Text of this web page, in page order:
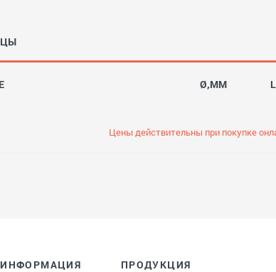
Ø,MM
Цены действительны при покупке
ИНФОРМАЦИЯ ПРОДУКЦИЯ